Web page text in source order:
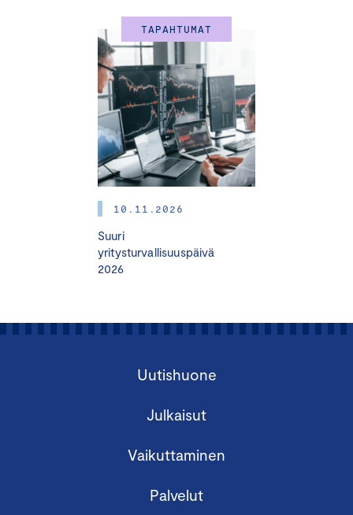
Luonnon monimuotoisuus -koulutus
Työkalut vastuullisuuden ylläpitämiseen yrityksessä:
Ilmasto-ohjelma
Hiilijalanjälki laskettu -merkki
Ilmastoyhteisö
Ihmisoikeussitoumus
Whistleblowing-Ilmoituskanava
Tietoisku on maksuton, mutta edellyttää
TAPAHTUMAT
10.11.2026
Suuri
yritysturvallisuuspäivä
2026
Uutishuone
Julkaisut
Vaikuttaminen
Palvelut